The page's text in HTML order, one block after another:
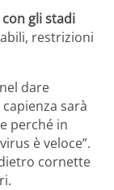
gli stadi
restrizioni
dare
sarà
perché in
è veloce”.
cornette